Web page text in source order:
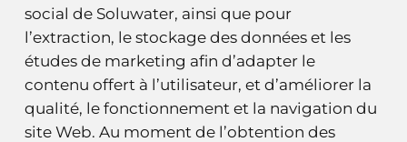
social de Soluwater, ainsi que pour
l’extraction, le stockage des données et les
études de marketing afin d’adapter le
contenu offert à l’utilisateur, et d’améliorer la
qualité, le fonctionnement et la navigation du
site Web. Au moment de l’obtention des